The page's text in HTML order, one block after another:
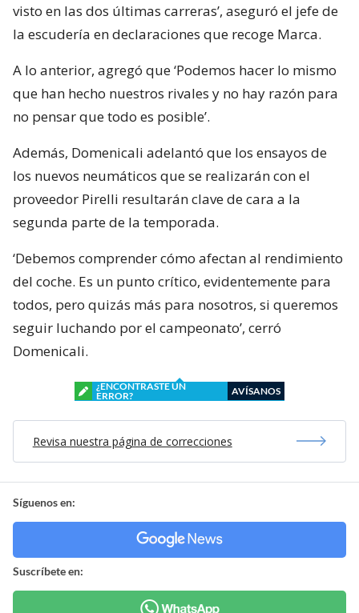
visto en las dos últimas carreras’, aseguró el jefe de
la escudería en declaraciones que recoge Marca.
A lo anterior, agregó que ‘Podemos hacer lo mismo
que han hecho nuestros rivales y no hay razón para
no pensar que todo es posible’.
Además, Domenicali adelantó que los ensayos de
los nuevos neumáticos que se realizarán con el
proveedor Pirelli resultarán clave de cara a la
segunda parte de la temporada.
‘Debemos comprender cómo afectan al rendimiento
del coche. Es un punto crítico, evidentemente para
todos, pero quizás más para nosotros, si queremos
seguir luchando por el campeonato’, cerró
Domenicali.
¿ENCONTRASTE UN
ERROR?
AVÍSANOS
Revisa nuestra página de correcciones
Síguenos en:
Suscríbete en: